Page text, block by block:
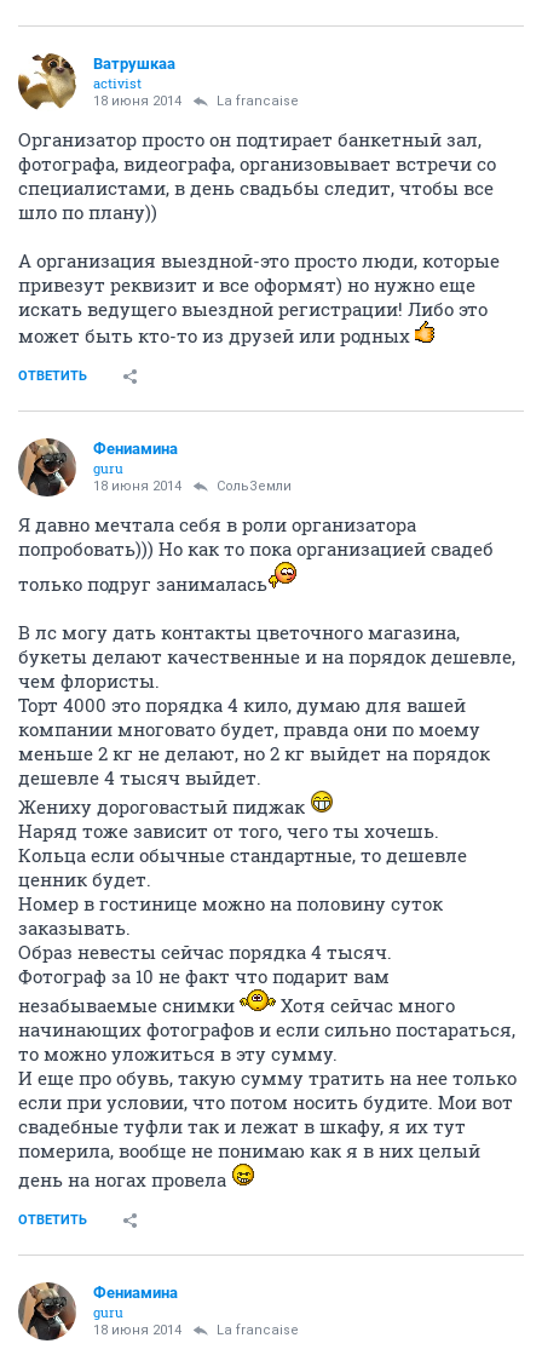
Ватрушкаа
activist
18 июня 2014 La francaise
Организатор просто он подтирает банкетный зал,
фотографа, видеографа, организовывает встречи со
специалистами, в день свадьбы следит, чтобы все
шло по плану))
А организация выездной-это просто люди, которые
привезут реквизит и все оформят) но нужно еще
искать ведущего выездной регистрации! Либо это
может быть кто-то из друзей или родных
ОТВЕТИТЬ
Фениамина
guru
18 июня 2014 СольЗемли
Я давно мечтала себя в роли организатора
попробовать))) Но как то пока организацией свадеб
только подруг занималась
В лс могу дать контакты цветочного магазина,
букеты делают качественные и на порядок дешевле,
чем флористы.
Торт 4000 это порядка 4 кило, думаю для вашей
компании многовато будет, правда они по моему
меньше 2 кг не делают, но 2 кг выйдет на порядок
дешевле 4 тысяч выйдет.
Жениху дороговастый пиджак
Наряд тоже зависит от того, чего ты хочешь.
Кольца если обычные стандартные, то дешевле
ценник будет.
Номер в гостинице можно на половину суток
заказывать.
Образ невесты сейчас порядка 4 тысяч.
Фотограф за 10 не факт что подарит вам
незабываемые снимки
Хотя сейчас много
начинающих фотографов и если сильно постараться,
то можно уложиться в эту сумму.
И еще про обувь, такую сумму тратить на нее только
если при условии, что потом носить будите. Мои вот
свадебные туфли так и лежат в шкафу, я их тут
померила, вообще не понимаю как я в них целый
день на ногах провела
ОТВЕТИТЬ
Фениамина
guru
18 июня 2014 La francaise